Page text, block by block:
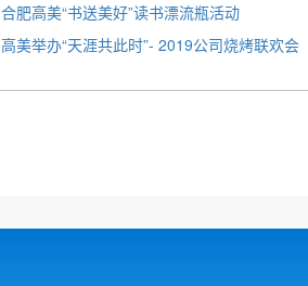
合肥高美“书送美好”读书漂流瓶活动
高美举办“天涯共此时”- 2019公司烧烤联欢会